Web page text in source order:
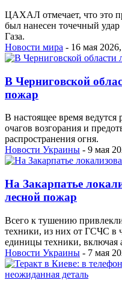
ЦАХАЛ отмечает, что это
был нанесен точечный
Газа.
Новости мира - 16 мая
В Черниговской
пожар
В настоящее время
очагов возгорания и
распространения огня.
Новости Украины - 9 мая
На Закарпатье
лесной пожар
Всего к тушению
техники, из них от ГСЧС в
единицы техники, включая
Новости Украины - 7 мая